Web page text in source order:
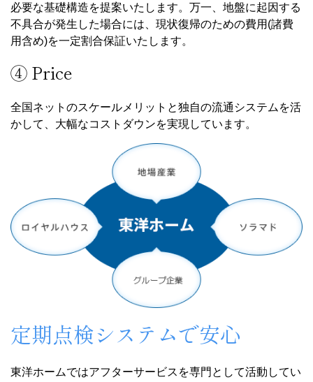
必要な基礎構造を提案いたします。万一、地盤に起因する
不具合が発生した場合には、現状復帰のための費用(諸費
用含め)を一定割合保証いたします。
④ Price
全国ネットのスケールメリットと独自の流通システムを活
かして、大幅なコストダウンを実現しています。
定期点検システムで安心
東洋ホームではアフターサービスを専門として活動してい